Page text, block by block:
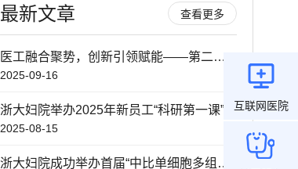
最新文章 查看更多
医工融合聚势，创新引领赋能——第二届中国医疗装备创新发展大会暨第五届妇产学科创新转化大赛决赛圆满落幕
2025-09-16
浙大妇院举办2025年新员工“科研第一课”培训会 ——筑牢科研根基 赋能青年成长
2025-08-15
浙大妇院成功举办首届“中比单细胞多组学技术研发与应用论坛”
互联网医院